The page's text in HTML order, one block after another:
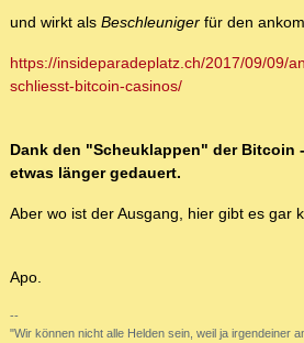
und wirkt als Beschleuniger für den
https://insideparadeplatz.ch/2017/09/09/
schliesst-bitcoin-casinos/
Dank den "Scheuklappen" der Bitcoin
etwas länger gedauert.
Aber wo ist der Ausgang, hier gibt es gar
Apo.
--
"Wir können nicht alle Helden sein, weil ja irgendeiner